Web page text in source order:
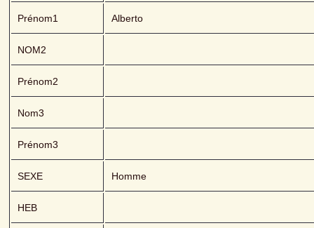
Prénom1 Alberto
NOM2
Prénom2
Nom3
Prénom3
SEXE Homme
HEB